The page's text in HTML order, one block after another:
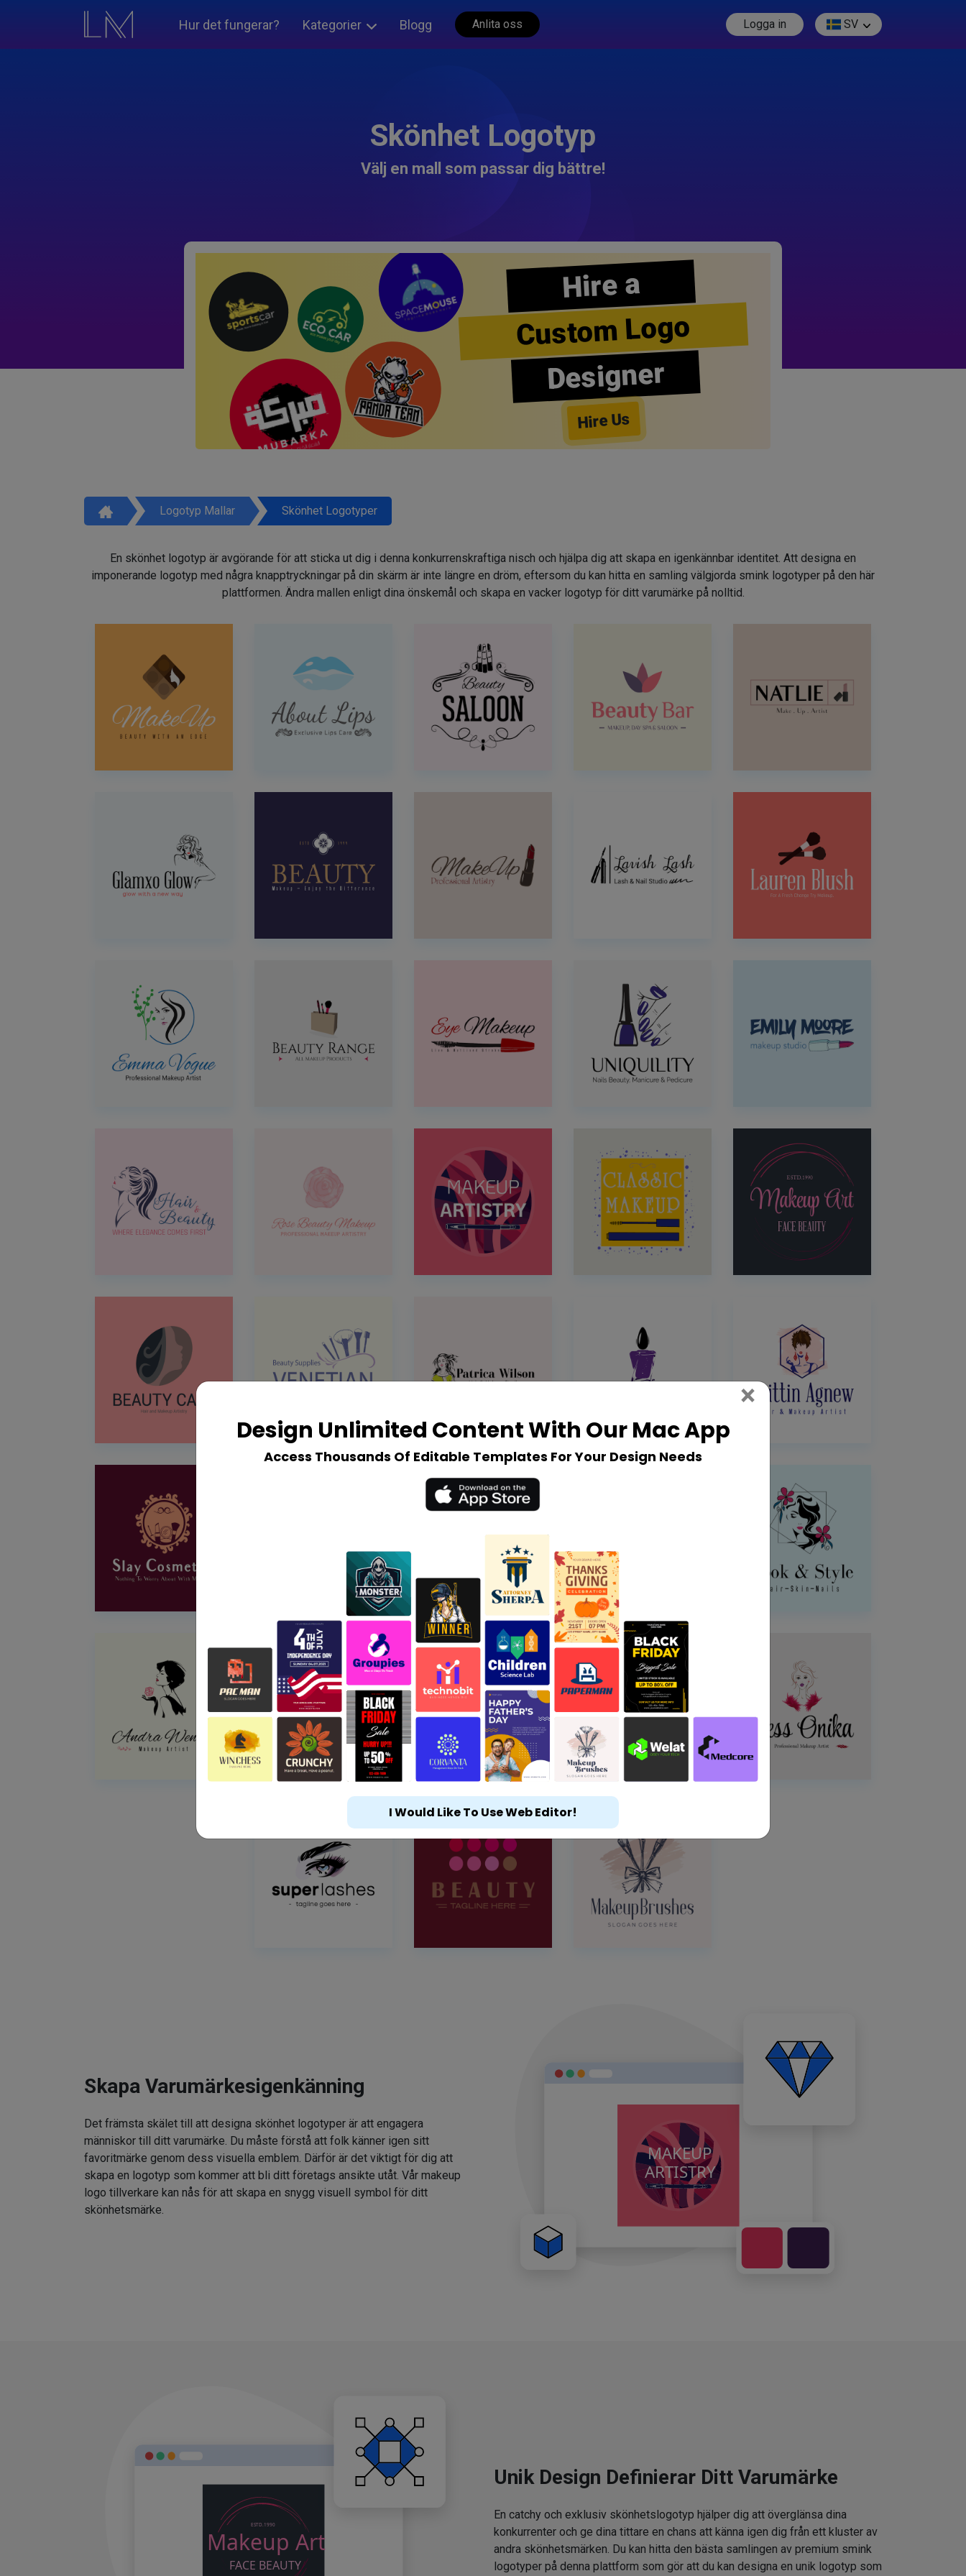
Hur det fungerar? Kategorier Blogg Anlita oss Logga in SV
Skönhet Logotyp
Välj en mall som passar dig bättre!
Hire a
Custom Logo
Designer
Hire Us
Logotyp Mallar Skönhet Logotyper
En skönhet logotyp är avgörande för att sticka ut dig i denna konkurrenskraftiga nisch och hjälpa dig att skapa en igenkännbar identitet. Att designa en
imponerande logotyp med några knapptryckningar på din skärm är inte längre en dröm, eftersom du kan hitta en samling välgjorda smink logotyper på den här
plattformen. Ändra mallen enligt dina önskemål och skapa en vacker logotyp för ditt varumärke på nolltid.
Skapa Varumärkesigenkänning
Det främsta skälet till att designa skönhet logotyper är att engagera
människor till ditt varumärke. Du måste förstå att folk känner igen sitt
favoritmärke genom dess visuella emblem. Därför är det viktigt för dig att
skapa en logotyp som kommer att bli ditt företags ansikte utåt. Vår makeup
logo tillverkare kan nås för att skapa en snygg visuell symbol för ditt
skönhetsmärke.
Unik Design Definierar Ditt Varumärke
En catchy och exklusiv skönhetslogotyp hjälper dig att överglänsa dina
konkurrenter och ge dina tittare en chans att känna igen dig från ett kluster av
andra skönhetsmärken. Du kan hitta den bästa samlingen av premium smink
logotyper på denna plattform som gör att du kan designa en unik logotyp som
Design Unlimited Content With Our Mac App
Access Thousands Of Editable Templates For Your Design Needs
× Close
I Would Like To Use Web Editor!